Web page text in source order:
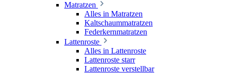
Matratzen
Alles in Matratzen
Kaltschaummatratzen
Federkernmatratzen
Lattenroste
Alles in Lattenroste
Lattenroste starr
Lattenroste verstellbar